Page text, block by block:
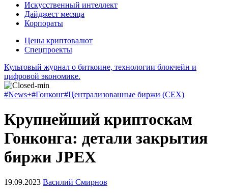
Искусственный интеллект
Дайджест месяца
Корпораты
Цены криптовалют
Спецпроекты
Культовый журнал о биткоине, технологии блокчейн и
цифровой экономике.
#News+#Гонконг#Централизованные биржи (CEX)
Крупнейший криптоскам
Гонконга: детали закрытия
биржи JPEX
19.09.2023 Василий Смирнов